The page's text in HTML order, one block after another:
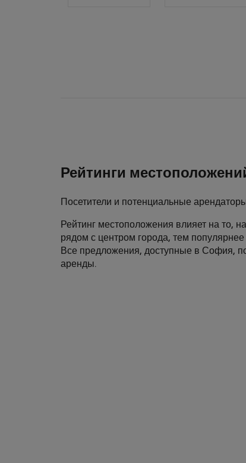
Рейтинги
Посетители и потенциальные
Рейтинг местоположения влияет на то,
рядом с центром города, тем
Все предложения, доступные в София,
аренды.